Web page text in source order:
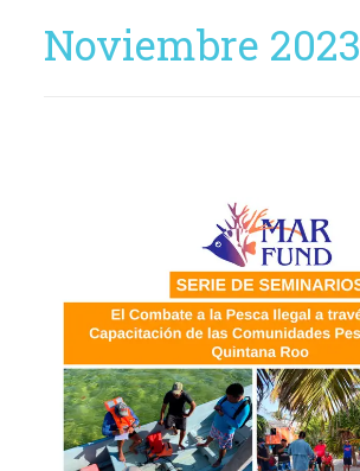
Noviembre 2023